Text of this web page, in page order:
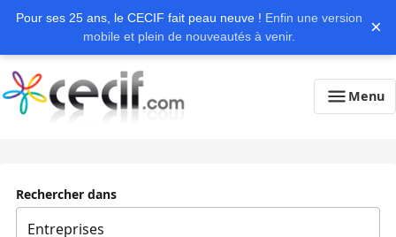
Pour ses 25 ans, le CECIF fait peau neuve ! Enfin une version
mobile et plein de nouveautés à venir.
×
Menu
Rechercher dans